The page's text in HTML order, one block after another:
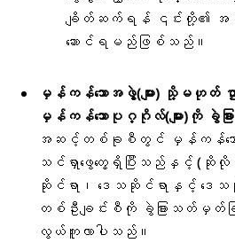
ချိတ်ဆက်ရန် ၎င်းတို့၏ အခန်
ဆောင်ရမည်ဖြစ်သည်။
မှန်ကန်သောအဖွဲ့(များ) သို့မဟုတ် ဌ
မှန်ကန်သောပုဂ္ဂိုလ်(များ)ကို ခွဲခ
အဆင့်တစ်ခုစီတွင် မှန်ကန်သ
သင်ရှာဖွေတွေ့ရှိပြီးသည်နှင့် (ဆို
ဆိုင်ရာ၊ ဒေသဆိုင်ရာနှင့် ဒေ
တစ်ဦးချင်းစီကို ခွဲခြားသတ်မှ
လွယ်ကူလာပါသည်။